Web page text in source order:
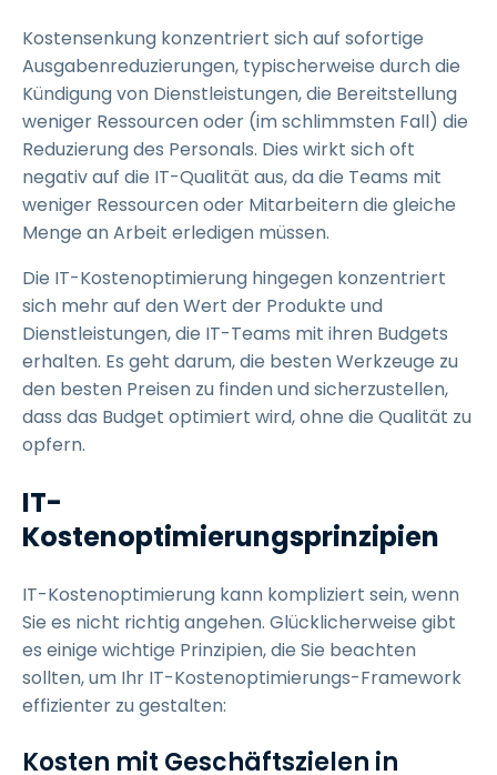
Kostensenkung konzentriert sich auf sofortige
Ausgabenreduzierungen, typischerweise durch die
Kündigung von Dienstleistungen, die Bereitstellung
weniger Ressourcen oder (im schlimmsten Fall) die
Reduzierung des Personals. Dies wirkt sich oft
negativ auf die IT-Qualität aus, da die Teams mit
weniger Ressourcen oder Mitarbeitern die gleiche
Menge an Arbeit erledigen müssen.
Die IT-Kostenoptimierung hingegen konzentriert
sich mehr auf den Wert der Produkte und
Dienstleistungen, die IT-Teams mit ihren Budgets
erhalten. Es geht darum, die besten Werkzeuge zu
den besten Preisen zu finden und sicherzustellen,
dass das Budget optimiert wird, ohne die Qualität zu
opfern.
IT-
Kostenoptimierungsprinzipien
IT-Kostenoptimierung kann kompliziert sein, wenn
Sie es nicht richtig angehen. Glücklicherweise gibt
es einige wichtige Prinzipien, die Sie beachten
sollten, um Ihr IT-Kostenoptimierungs-Framework
effizienter zu gestalten:
Kosten mit Geschäftszielen in